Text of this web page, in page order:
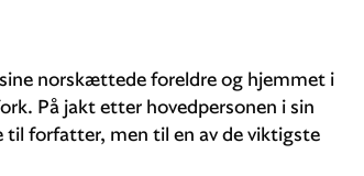
norskættede foreldre og hjemmet i
På jakt etter hovedpersonen i sin
til forfatter, men til en av de viktigste